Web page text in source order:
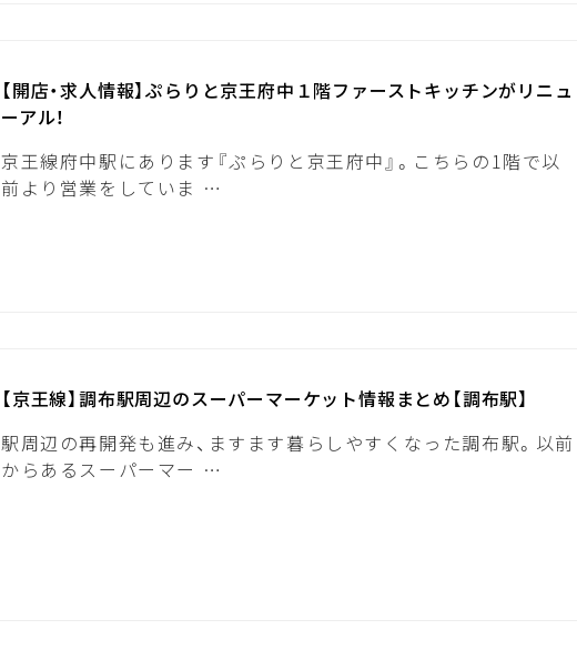
【開店・求人情報】ぷらりと京王府中１階ファーストキッチンがリニュ
ーアル！
京王線府中駅にあります『ぷらりと京王府中』。こちらの1階で以
前より営業をしていま …
【京王線】調布駅周辺のスーパーマーケット情報まとめ【調布駅】
駅周辺の再開発も進み、ますます暮らしやすくなった調布駅。以前
からあるスーパーマー …